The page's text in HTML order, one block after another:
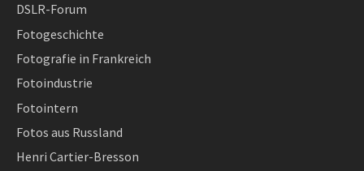
DSLR-Forum
Fotogeschichte
Fotografie in Frankreich
Fotoindustrie
Fotointern
Fotos aus Russland
Henri Cartier-Bresson